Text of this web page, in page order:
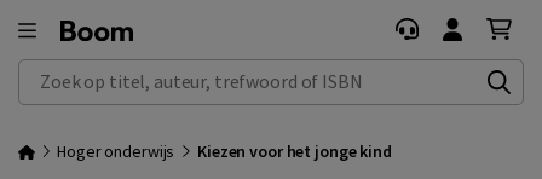
Zoek op titel, auteur, trefwoord of ISBN
Hoger onderwijs Kiezen voor het jonge kind